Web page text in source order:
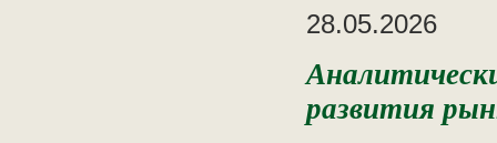
28.05.2026
развития